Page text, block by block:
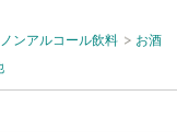
ンアルコール飲料
お酒